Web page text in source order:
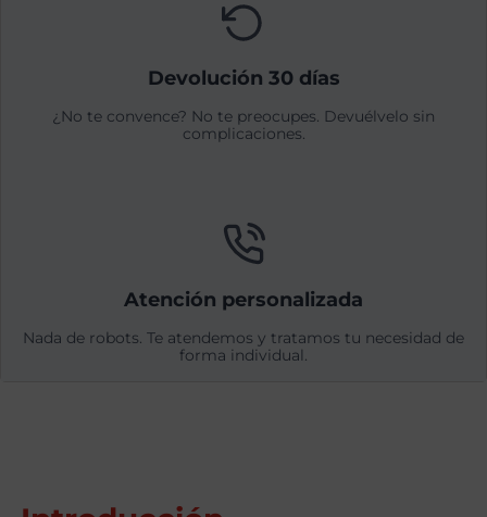
Devolución 30 días
¿No te convence? No te preocupes. Devuélvelo sin
complicaciones.
Atención personalizada
Nada de robots. Te atendemos y tratamos tu necesidad de
forma individual.